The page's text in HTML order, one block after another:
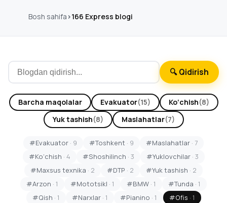
Bosh sahifa 166 Express blogi
🔍 Qidirish
Barcha maqolalar Evakuator(15) Ko‘chish(8)
Yuk tashish(8) Maslahatlar(7)
#Evakuator · 9 #Toshkent · 9 #Maslahatlar · 7
#Ko‘chish · 4 #Shoshilinch · 3 #Yuklovchilar · 3
#Maxsus texnika · 2 #DTP · 2 #Yuk tashish · 2
#Arzon · 1 #Mototsikl · 1 #BMW · 1 #Tunda · 1
#Qish · 1 #Narxlar · 1 #Pianino · 1 #Ofis · 1